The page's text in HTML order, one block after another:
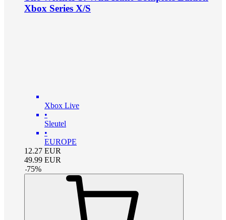
Xbox Series X/S
Xbox Live
•
Sleutel
•
EUROPE
12.27 EUR
49.99 EUR
-75%